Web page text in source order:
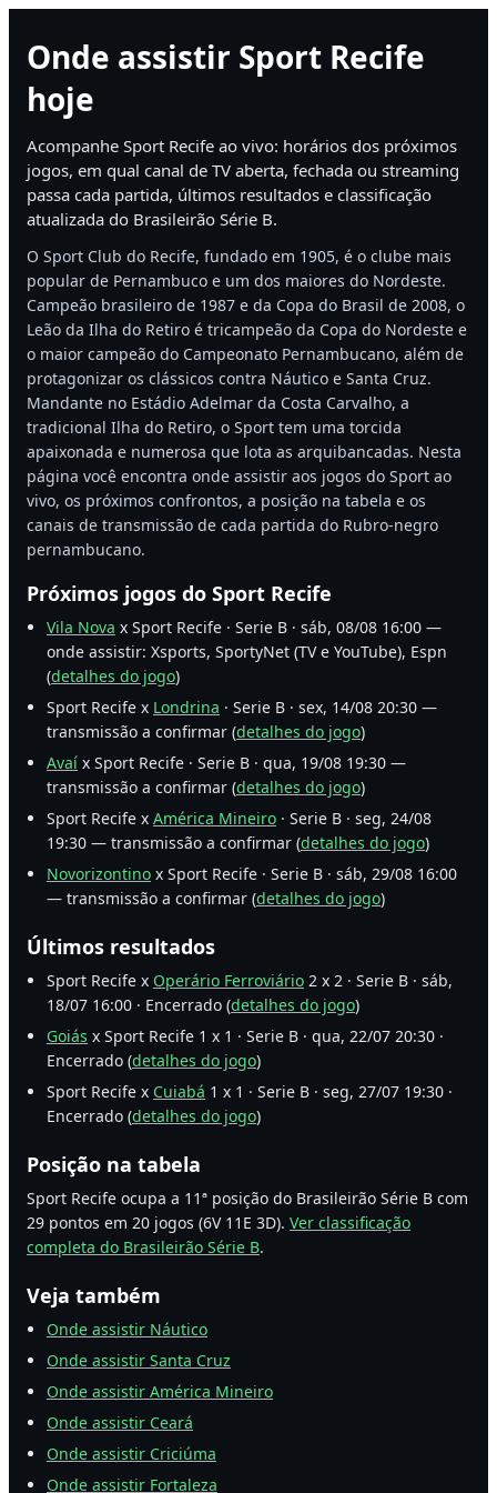
Onde assistir Sport Recife
hoje
Acompanhe Sport Recife ao vivo: horários dos próximos
jogos, em qual canal de TV aberta, fechada ou streaming
passa cada partida, últimos resultados e classificação
atualizada do Brasileirão Série B.
O Sport Club do Recife, fundado em 1905, é o clube mais
popular de Pernambuco e um dos maiores do Nordeste.
Campeão brasileiro de 1987 e da Copa do Brasil de 2008, o
Leão da Ilha do Retiro é tricampeão da Copa do Nordeste e
o maior campeão do Campeonato Pernambucano, além de
protagonizar os clássicos contra Náutico e Santa Cruz.
Mandante no Estádio Adelmar da Costa Carvalho, a
tradicional Ilha do Retiro, o Sport tem uma torcida
apaixonada e numerosa que lota as arquibancadas. Nesta
página você encontra onde assistir aos jogos do Sport ao
vivo, os próximos confrontos, a posição na tabela e os
canais de transmissão de cada partida do Rubro-negro
pernambucano.
Próximos jogos do Sport Recife
Vila Nova x Sport Recife · Serie B · sáb, 08/08 16:00 —
onde assistir: Xsports, SportyNet (TV e YouTube), Espn
(detalhes do jogo)
Sport Recife x Londrina · Serie B · sex, 14/08 20:30 —
transmissão a confirmar (detalhes do jogo)
Avaí x Sport Recife · Serie B · qua, 19/08 19:30 —
transmissão a confirmar (detalhes do jogo)
Sport Recife x América Mineiro · Serie B · seg, 24/08
19:30 — transmissão a confirmar (detalhes do jogo)
Novorizontino x Sport Recife · Serie B · sáb, 29/08 16:00
— transmissão a confirmar (detalhes do jogo)
Últimos resultados
Sport Recife x Operário Ferroviário 2 x 2 · Serie B · sáb,
18/07 16:00 · Encerrado (detalhes do jogo)
Goiás x Sport Recife 1 x 1 · Serie B · qua, 22/07 20:30 ·
Encerrado (detalhes do jogo)
Sport Recife x Cuiabá 1 x 1 · Serie B · seg, 27/07 19:30 ·
Encerrado (detalhes do jogo)
Posição na tabela
Sport Recife ocupa a 11ª posição do Brasileirão Série B com
29 pontos em 20 jogos (6V 11E 3D). Ver classificação
completa do Brasileirão Série B.
Veja também
Onde assistir Náutico
Onde assistir Santa Cruz
Onde assistir América Mineiro
Onde assistir Ceará
Onde assistir Criciúma
Onde assistir Fortaleza